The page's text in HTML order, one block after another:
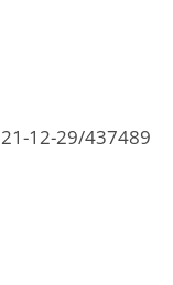
12-29/437489